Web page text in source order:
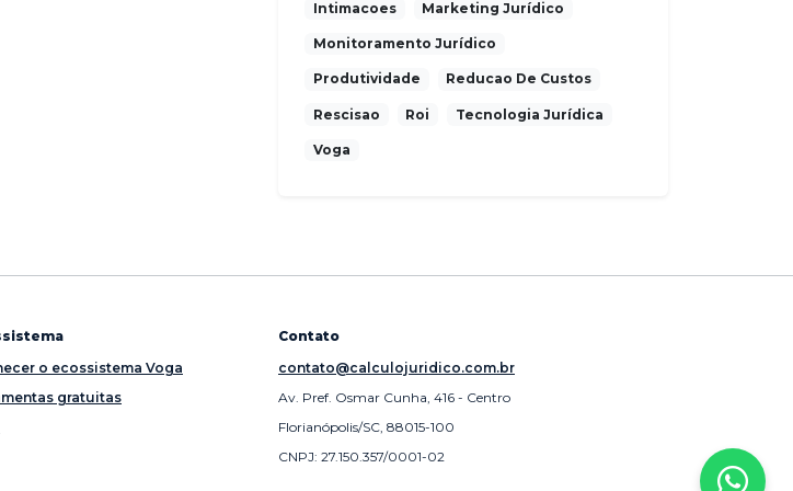
Intimacoes Marketing Jurídico
Monitoramento Jurídico
Produtividade Reducao De Custos
Rescisao Roi Tecnologia Jurídica
Voga
o ecossistema Voga
gratuitas
Contato
contato@calculojuridico.com.br
Av. Pref. Osmar Cunha, 416 - Centro
Florianópolis/SC, 88015-100
CNPJ: 27.150.357/0001-02